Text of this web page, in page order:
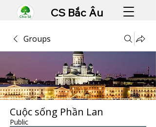
CS Bắc Âu
Groups
Cuộc sống Phần Lan
Public